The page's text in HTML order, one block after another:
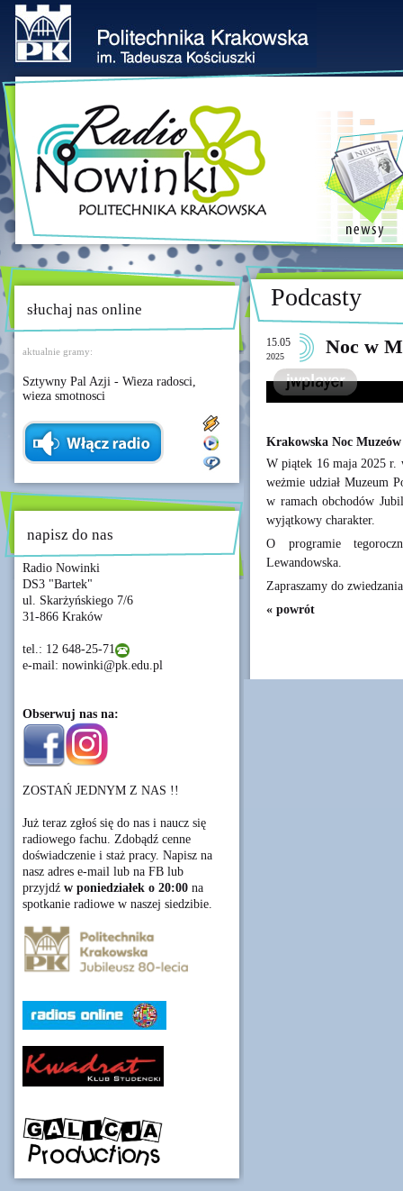
słuchaj nas online
aktualnie gramy:
Sztywny Pal Azji - Wieza radosci,
wieza smotnosci
napisz do nas
Radio Nowinki
DS3 "Bartek"
ul. Skarżyńskiego 7/6
31-866 Kraków
tel.: 12 648-25-71
e-mail: nowinki@pk.edu.pl
Obserwuj nas na:
ZOSTAŃ JEDNYM Z NAS !!
Już teraz zgłoś się do nas i naucz się
radiowego fachu. Zdobądź cenne
doświadczenie i staż pracy. Napisz na
nasz adres e-mail lub na FB lub
przyjdź w poniedziałek o 20:00 na
spotkanie radiowe w naszej siedzibie.
Podcasty
15.05
2025 Noc w
Krakowska Noc
W piątek 16 maja 2025
weżmie udział Muzeum
w ramach obchodów
wyjątkowy charakter.
O programie
Lewandowska.
Zapraszamy do
« powrót